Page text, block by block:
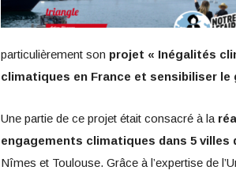
particulièrement son projet « Inégalités
climatiques en France et sensibiliser le
Une partie de ce projet était consacré à la
engagements climatiques dans 5 villes
Nîmes et Toulouse. Grâce à l’expertise de